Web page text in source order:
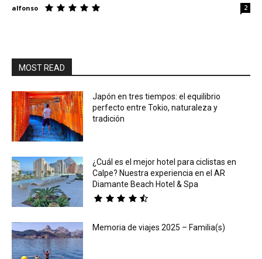
alfonso 2
MOST READ
Japón en tres tiempos: el equilibrio
perfecto entre Tokio, naturaleza y
tradición
¿Cuál es el mejor hotel para ciclistas en
Calpe? Nuestra experiencia en el AR
Diamante Beach Hotel & Spa
Memoria de viajes 2025 – Familia(s)